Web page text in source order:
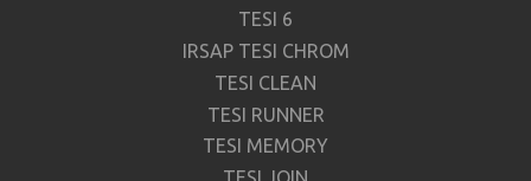
TESI 6
IRSAP TESI CHROM
TESI CLEAN
TESI RUNNER
TESI MEMORY